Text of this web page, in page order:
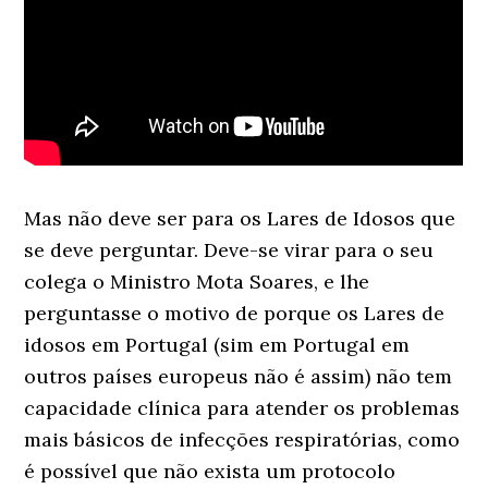
Mas não deve ser para os Lares de Idosos que
se deve perguntar. Deve-se virar para o seu
colega o Ministro Mota Soares, e lhe
perguntasse o motivo de porque os Lares de
idosos em Portugal (sim em Portugal em
outros países europeus não é assim) não tem
capacidade clínica para atender os problemas
mais básicos de infecções respiratórias, como
é possível que não exista um protocolo